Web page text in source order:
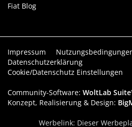
Fiat Blog
Impressum
Datenschutzerklärung
Cookie/Datenschutz Einstellungen
Community-Software: WoltLab
Konzept, Realisierung & Design:
Werbelink: Dieser